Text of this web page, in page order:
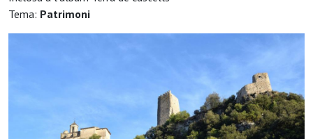
Tema: Patrimoni